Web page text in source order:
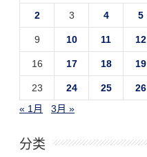
2 3 4 5
9 10 11 12
16 17 18 19
23 24 25 26
« 1月
3月 »
分类